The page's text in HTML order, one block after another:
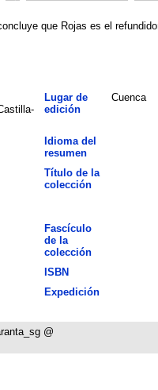
que Rojas es el
Lugar de
edición
Cuenca
Idioma del
resumen
Título de la
colección
Fascículo
de la
colección
ISBN
Expedición
@